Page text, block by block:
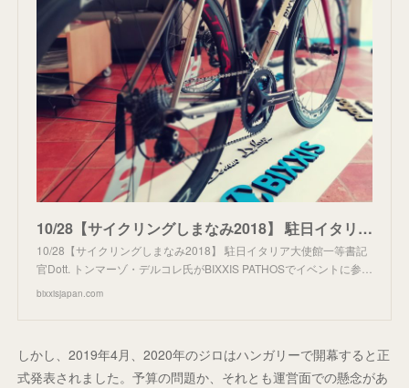
10/28【サイクリングしまなみ2018】 駐日イタリア大使館一等書記官Dott. トンマーゾ・デルコレ氏がBIXXIS PATHOSでイベントに参加 – BIXXIS Japan
10/28【サイクリングしまなみ2018】 駐日イタリア大使館一等書記
官Dott. トンマーゾ・デルコレ氏がBIXXIS PATHOSでイベントに参…
bixxisjapan.com
しかし、2019年4月、2020年のジロはハンガリーで開幕すると正
式発表されました。予算の問題か、それとも運営面での懸念があ